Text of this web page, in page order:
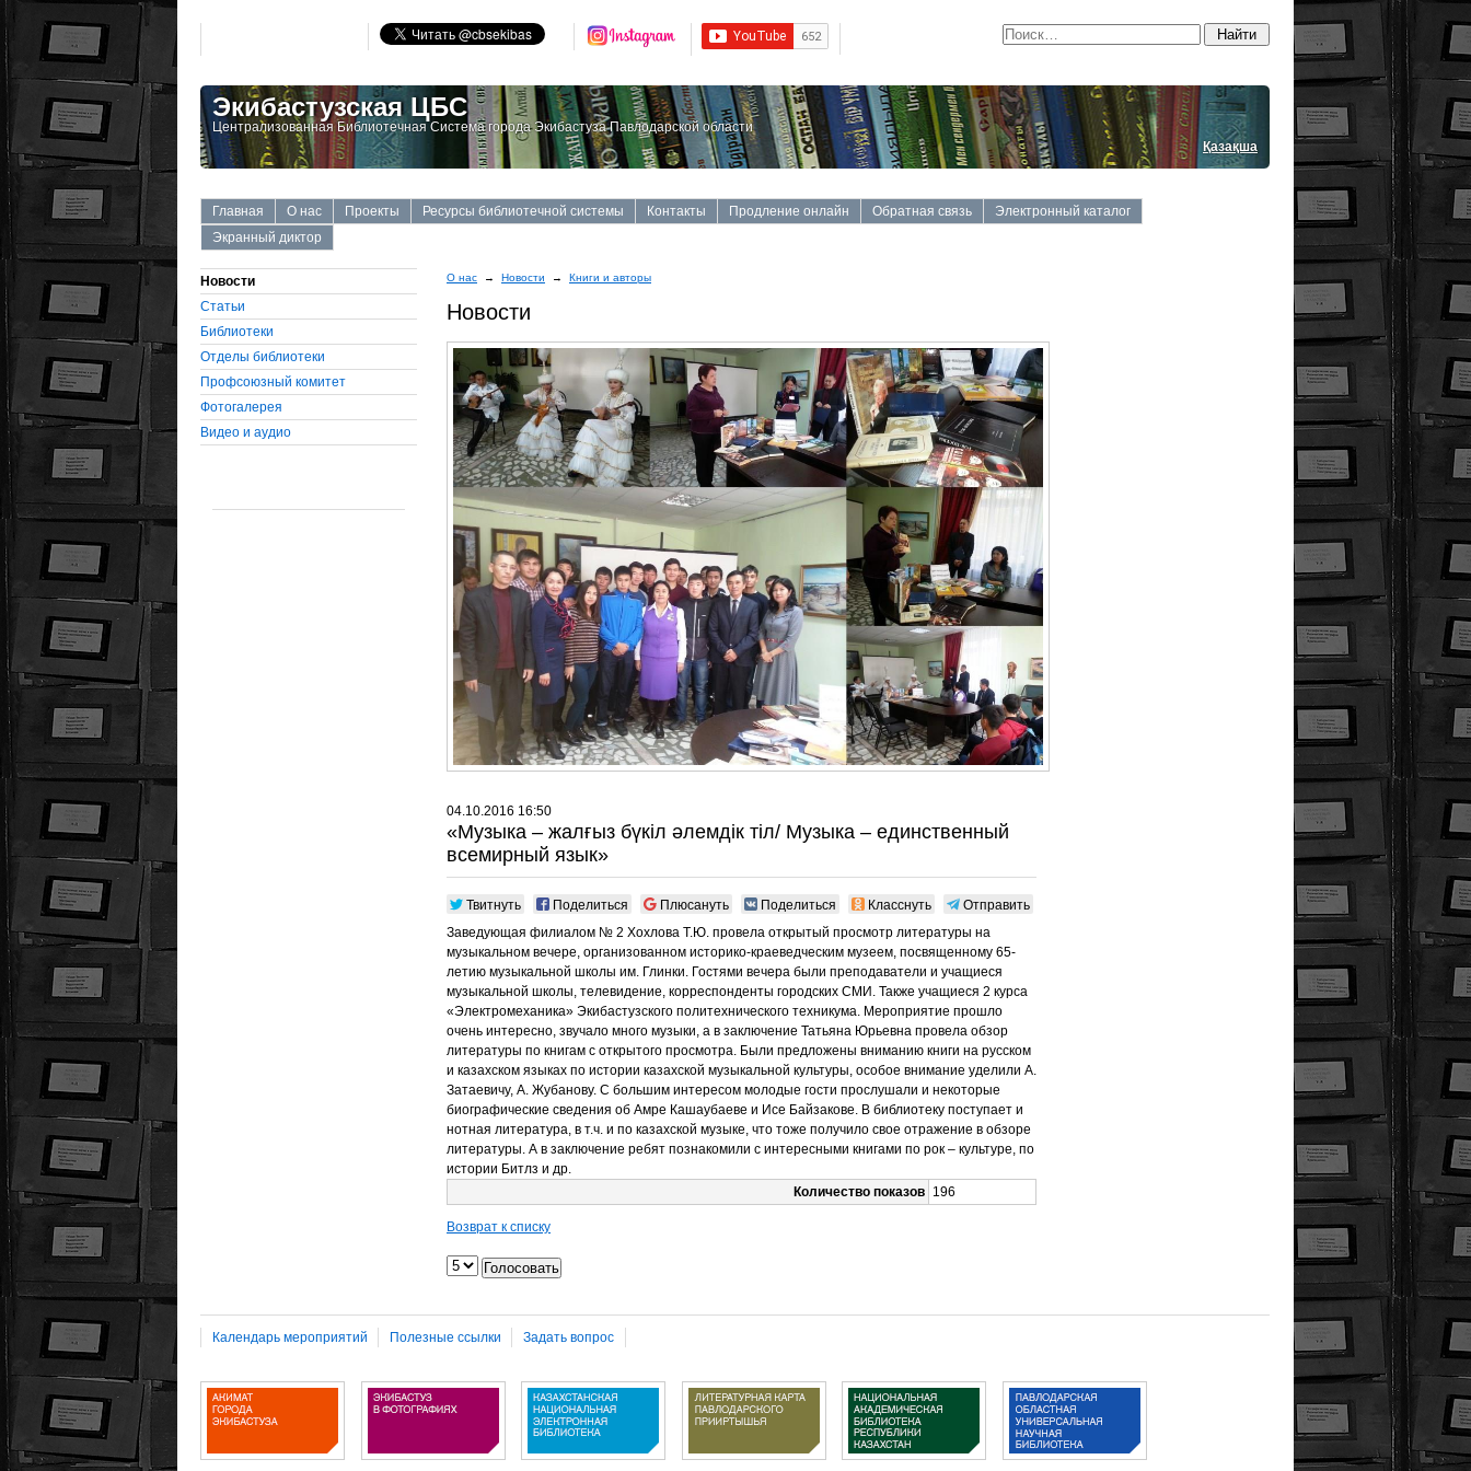
Экибастузская ЦБС
Централизованная Библиотечная Система города Экибастуза Павлодарской области
Қазақша
Главная О нас Проекты Ресурсы библиотечной системы Контакты Продление онлайн Обратная связь
Электронный каталог
Экранный диктор
Новости
Статьи
Библиотеки
Отделы библиотеки
Профсоюзный комитет
Фотогалерея
Видео и аудио
О нас → Новости → Книги и авторы
Новости
04.10.2016 16:50
«Музыка – жалғыз бүкіл әлемдік тіл/ Музыка – единственный
всемирный язык»
Твитнуть Поделиться Плюсануть Поделиться Класснуть Отправить
Заведующая филиалом № 2 Хохлова Т.Ю. провела открытый просмотр литературы на
музыкальном вечере, организованном историко-краеведческим музеем, посвященному 65-
летию музыкальной школы им. Глинки. Гостями вечера были преподаватели и учащиеся
музыкальной школы, телевидение, корреспонденты городских СМИ. Также учащиеся 2 курса
«Электромеханика» Экибастузского политехнического техникума. Мероприятие прошло
очень интересно, звучало много музыки, а в заключение Татьяна Юрьевна провела обзор
литературы по книгам с открытого просмотра. Были предложены вниманию книги на русском
и казахском языках по истории казахской музыкальной культуры, особое внимание уделили А.
Затаевичу, А. Жубанову. С большим интересом молодые гости прослушали и некоторые
биографические сведения об Амре Кашаубаеве и Исе Байзакове. В библиотеку поступает и
нотная литература, в т.ч. и по казахской музыке, что тоже получило свое отражение в обзоре
литературы. А в заключение ребят познакомили с интересными книгами по рок – культуре, по
истории Битлз и др.
Количество показов 196
Возврат к списку
Календарь мероприятий Полезные ссылки Задать вопрос